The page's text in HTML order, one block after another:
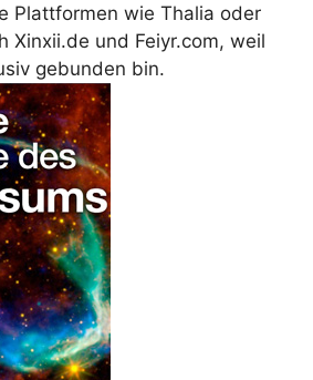
Plattformen wie Thalia oder
Xinxii.de und Feiyr.com, weil
gebunden bin.